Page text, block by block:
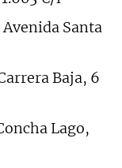
Santa
Baja, 6
Lago,